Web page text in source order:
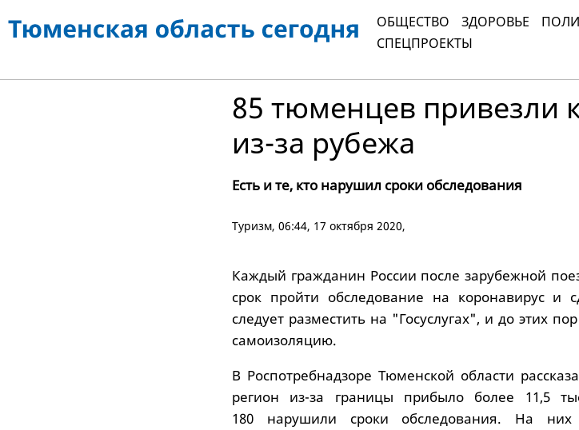
ОБЩЕСТВО ЗДОРОВЬЕ
СПЕЦПРОЕКТЫ
85 тюменцев привезли
из-за рубежа
Есть и те, кто нарушил сроки обследования
Туризм, 06:44, 17 октября 2020,
Каждый гражданин России после зарубежной
срок пройти обследование на коронавирус и
следует разместить на "Госуслугах", и до этих
самоизоляцию.
В Роспотребнадзоре Тюменской области
регион из-за границы прибыло более 11,5
180 нарушили сроки обследования. На них